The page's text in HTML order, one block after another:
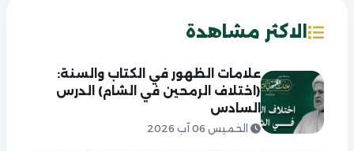
الاكثر مشاهدة
علامات الظهور في الكتاب والسنة:
(اختلاف الرمحين في الشام) الدرس
السادس
الخميس 06 آب 2026